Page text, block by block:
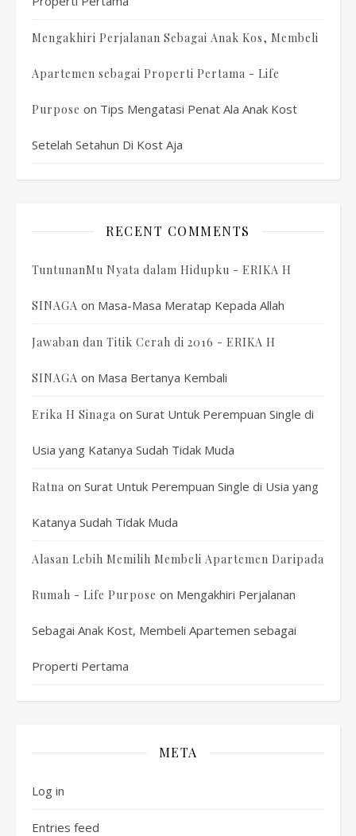
Mengakhiri Perjalanan Sebagai Anak Kos, Membeli
Apartemen sebagai Properti Pertama - Life
Purpose on Tips Mengatasi Penat Ala Anak Kost
Setelah Setahun Di Kost Aja
RECENT COMMENTS
TuntunanMu Nyata dalam Hidupku - ERIKA H
SINAGA on Masa-Masa Meratap Kepada Allah
Jawaban dan Titik Cerah di 2016 - ERIKA H
SINAGA on Masa Bertanya Kembali
Erika H Sinaga on Surat Untuk Perempuan Single di
Usia yang Katanya Sudah Tidak Muda
Ratna on Surat Untuk Perempuan Single di Usia yang
Katanya Sudah Tidak Muda
Alasan Lebih Memilih Membeli Apartemen Daripada
Rumah - Life Purpose on Mengakhiri Perjalanan
Sebagai Anak Kost, Membeli Apartemen sebagai
Properti Pertama
META
Log in
Entries feed